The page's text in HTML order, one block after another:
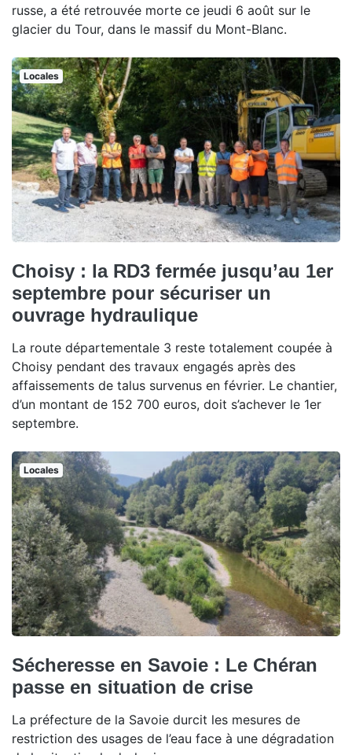
russe, a été retrouvée morte ce jeudi 6 août sur le
glacier du Tour, dans le massif du Mont-Blanc.
Locales
Choisy : la RD3 fermée jusqu’au 1er
septembre pour sécuriser un
ouvrage hydraulique
La route départementale 3 reste totalement coupée à
Choisy pendant des travaux engagés après des
affaissements de talus survenus en février. Le chantier,
d’un montant de 152 700 euros, doit s’achever le 1er
septembre.
Locales
Sécheresse en Savoie : Le Chéran
passe en situation de crise
La préfecture de la Savoie durcit les mesures de
restriction des usages de l’eau face à une dégradation